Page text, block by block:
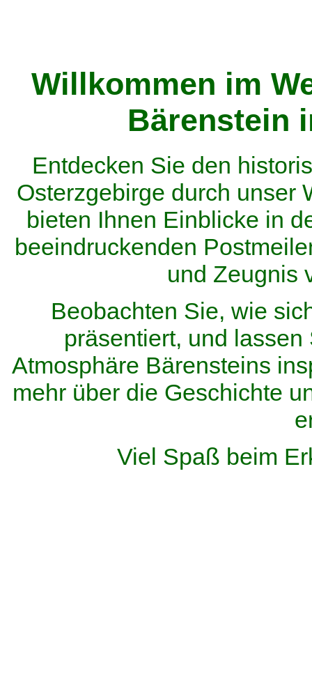
Willkommen im
Bärenstein
Entdecken Sie den
Osterzgebirge durch unser
bieten Ihnen Einblicke in
beeindruckenden
und Zeugnis
Beobachten Sie, wie
präsentiert, und
Atmosphäre Bärensteins
mehr über die Geschichte
Viel Spaß beim